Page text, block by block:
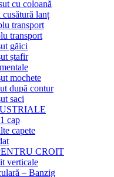
cu coloană
lanț
transport
transport
găici
ștafir
mochete
după contur
saci
cap
capete
CROIT
verticale
– Banzig